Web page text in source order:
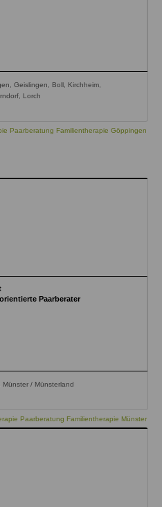
Geislingen, Boll, Kirchheim,
Lorch
Paarberatung Familientherapie Göppingen
Paarberater
/ Münsterland
Paarberatung Familientherapie Münster